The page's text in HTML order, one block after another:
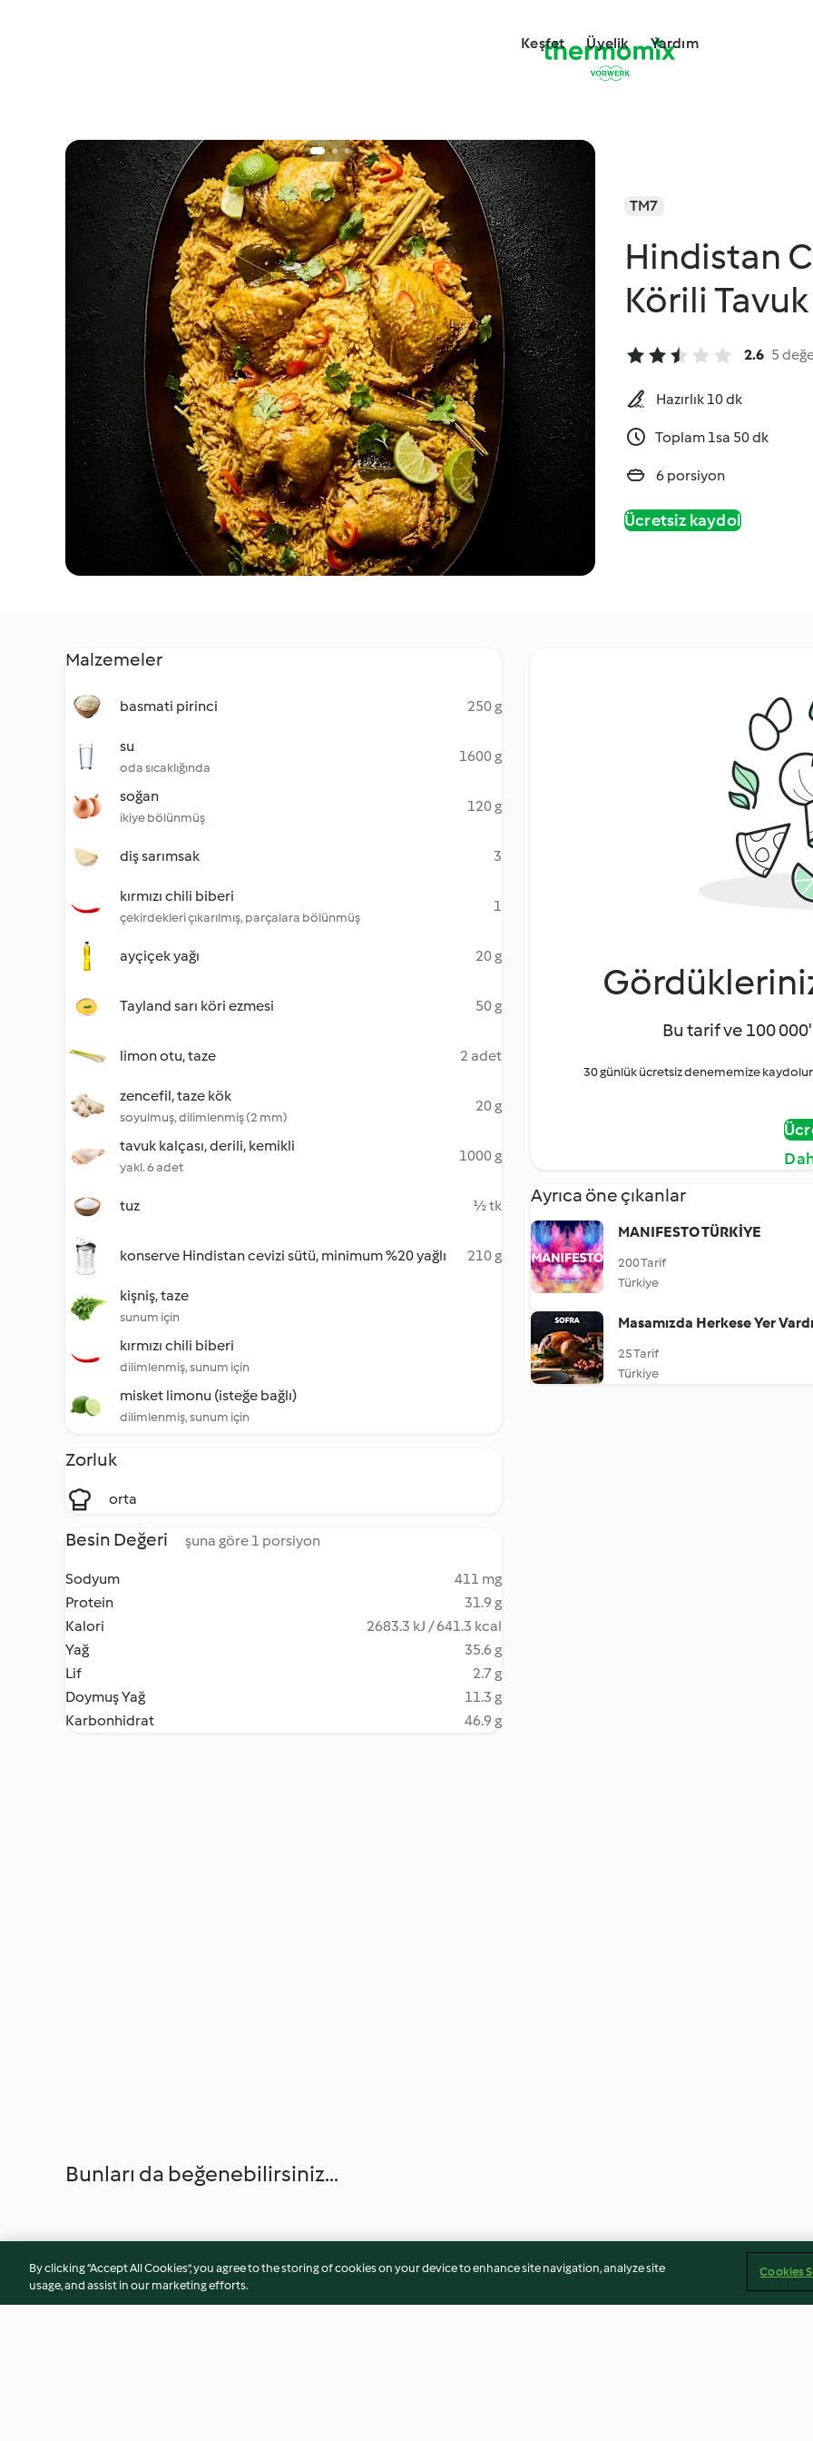
Keşfet Üyelik Yardım
TM7
Hindistan
Körili Tavuk
2.6 5
Hazırlık 10 dk
Toplam 1sa 50 dk
6 porsiyon
Ücretsiz kaydol
Malzemeler
basmati pirinci 250 g
su
oda sıcaklığında
1600 g
soğan
ikiye bölünmüş
120 g
diş sarımsak 3
kırmızı chili biberi
çekirdekleri çıkarılmış, parçalara bölünmüş
1
ayçiçek yağı 20 g
Tayland sarı köri ezmesi 50 g
limon otu, taze 2 adet
zencefil, taze kök
soyulmuş, dilimlenmiş (2 mm)
20 g
tavuk kalçası, derili, kemikli
yakl. 6 adet
1000 g
tuz ½ tk
konserve Hindistan cevizi sütü, minimum %20 yağlı 210 g
kişniş, taze
sunum için
kırmızı chili biberi
dilimlenmiş, sunum için
misket limonu (isteğe bağlı)
dilimlenmiş, sunum için
Zorluk
orta
Besin Değeri şuna göre 1 porsiyon
Sodyum
411 mg
Protein
31.9 g
Kalori
2683.3 kJ / 641.3 kcal
Yağ
35.6 g
Lif
2.7 g
Doymuş Yağ
11.3 g
Karbonhidrat
46.9 g
Bu tarif ve 100
30 günlük ücretsiz denememize
Ayrıca öne çıkanlar
MANIFESTO TÜRKİYE
200 Tarif
Türkiye
Masamızda Herkese Yer
25 Tarif
Türkiye
Bunları da beğenebilirsiniz...
By clicking “Accept All Cookies”, you agree to the storing of cookies on your device to enhance site navigation, analyze site
usage, and assist in our marketing efforts.
Cookies